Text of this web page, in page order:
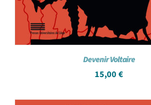
Devenir Voltaire
15,00 €